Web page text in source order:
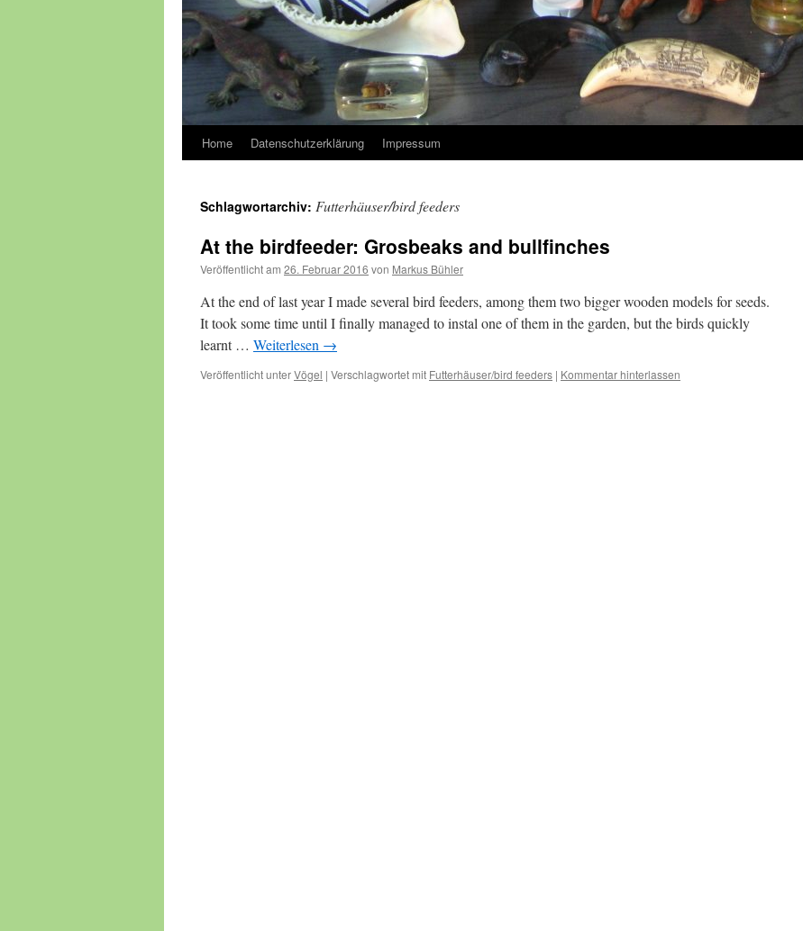
Home Datenschutzerklärung Impressum
Schlagwortarchiv: Futterhäuser/bird feeders
At the birdfeeder: Grosbeaks and bullfinches
Veröffentlicht am 26. Februar 2016 von Markus Bühler
At the end of last year I made several bird feeders, among them two bigger wooden models for seeds.
It took some time until I finally managed to instal one of them in the garden, but the birds quickly
learnt … Weiterlesen →
Veröffentlicht unterVögel | Verschlagwortet mit Futterhäuser/bird feeders | Kommentar hinterlassen